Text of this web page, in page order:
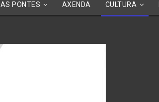
AS PONTES AXENDA CULTURA